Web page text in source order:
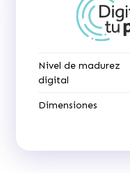
Nivel de madurez
digital
Dimensiones